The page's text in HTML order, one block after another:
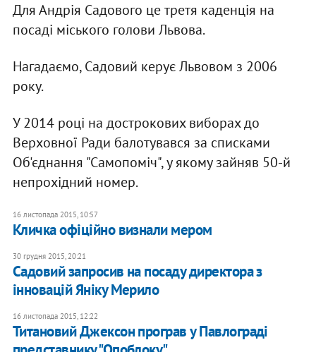
Для Андрія Садового це третя каденція на
посаді міського голови Львова.
Нагадаємо, Садовий керує Львовом з 2006
року.
У 2014 році на дострокових виборах до
Верховної Ради балотувався за списками
Об'єднання "Самопоміч", у якому зайняв 50-й
непрохідний номер.
16 листопада 2015, 10:57
Кличка офіційно визнали мером
30 грудня 2015, 20:21
Садовий запросив на посаду директора з
інновацій Яніку Мерило
16 листопада 2015, 12:22
Титановий Джексон програв у Павлограді